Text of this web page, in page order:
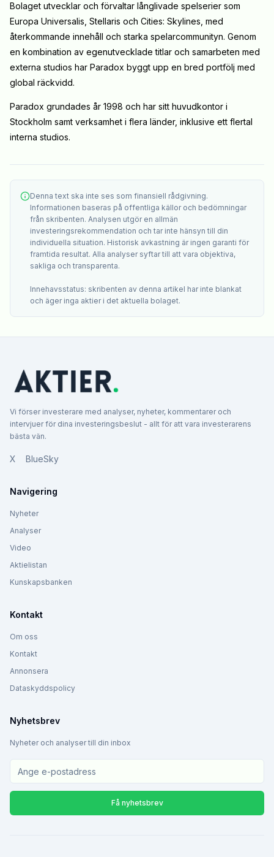
Bolaget utvecklar och förvaltar långlivade spelserier som
Europa Universalis, Stellaris och Cities: Skylines, med
återkommande innehåll och starka spelarcommunityn. Genom
en kombination av egenutvecklade titlar och samarbeten med
externa studios har Paradox byggt upp en bred portfölj med
global räckvidd.
Paradox grundades år 1998 och har sitt huvudkontor i
Stockholm samt verksamhet i flera länder, inklusive ett flertal
interna studios.
Denna text ska inte ses som finansiell rådgivning.
Informationen baseras på offentliga källor och bedömningar
från skribenten. Analysen utgör en allmän
investeringsrekommendation och tar inte hänsyn till din
individuella situation. Historisk avkastning är ingen garanti för
framtida resultat. Alla analyser syftar till att vara objektiva,
sakliga och transparenta.
Innehavsstatus: skribenten av denna artikel har inte blankat
och äger inga aktier i det aktuella bolaget.
Vi förser investerare med analyser, nyheter, kommentarer och
intervjuer för dina investeringsbeslut - allt för att vara investerarens
bästa vän.
X BlueSky
Navigering
Nyheter
Analyser
Video
Aktielistan
Kunskapsbanken
Kontakt
Om oss
Kontakt
Annonsera
Dataskyddspolicy
Nyhetsbrev
Nyheter och analyser till din inbox
Få nyhetsbrev